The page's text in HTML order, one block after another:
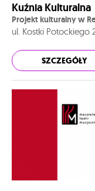
Kuźnia Kulturalna
Projekt kulturalny w
ul. Kostki Potockiego
SZCZEGÓŁY